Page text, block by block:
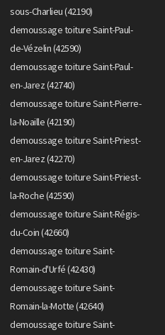
sous-Charlieu (42190)
demoussage toiture Saint-Paul-
de-Vézelin (42590)
demoussage toiture Saint-Paul-
en-Jarez (42740)
demoussage toiture Saint-Pierre-
la-Noaille (42190)
demoussage toiture Saint-Priest-
en-Jarez (42270)
demoussage toiture Saint-Priest-
la-Roche (42590)
demoussage toiture Saint-Régis-
du-Coin (42660)
demoussage toiture Saint-
Romain-d'Urfé (42430)
demoussage toiture Saint-
Romain-la-Motte (42640)
demoussage toiture Saint-